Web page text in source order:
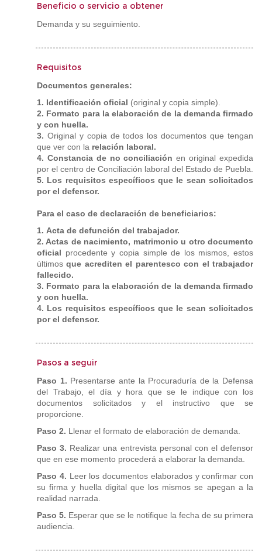
Beneficio o servicio a obtener
Demanda y su seguimiento.
Requisitos
Documentos generales:
1. Identificación oficial (original y copia simple).
2. Formato para la elaboración de la demanda firmado
y con huella.
3. Original y copia de todos los documentos que tengan
que ver con la relación laboral.
4. Constancia de no conciliación en original expedida
por el centro de Conciliación laboral del Estado de Puebla.
5. Los requisitos específicos que le sean solicitados
por el defensor.
Para el caso de declaración de beneficiarios:
1. Acta de defunción del trabajador.
2. Actas de nacimiento, matrimonio u otro documento
oficial procedente y copia simple de los mismos, estos
últimosque acrediten el parentesco con el trabajador
fallecido.
3. Formato para la elaboración de la demanda firmado
y con huella.
4. Los requisitos específicos que le sean solicitados
por el defensor.
Pasos a seguir
Paso 1. Presentarse ante la Procuraduría de la Defensa
del Trabajo, el día y hora que se le indique con los
documentos solicitados y el instructivo que se
proporcione.
Paso 2. Llenar el formato de elaboración de demanda.
Paso 3. Realizar una entrevista personal con el defensor
que en ese momento procederá a elaborar la demanda.
Paso 4. Leer los documentos elaborados y confirmar con
su firma y huella digital que los mismos se apegan a la
realidad narrada.
Paso 5. Esperar que se le notifique la fecha de su primera
audiencia.